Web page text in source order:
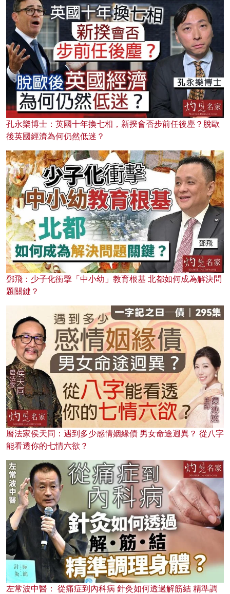
孔永樂博士：英國十年換七相，新揆會否步前任後塵？脫歐
後英國經濟為何仍然低迷？
鄧飛：少子化衝擊「中小幼」教育根基 北都如何成為解決問
題關鍵？
曆法家侯天同：遇到多少感情姻緣債 男女命途迥異？ 從八字
能看透你的七情六欲？
左常波中醫： 從痛症到內科病 針灸如何透過解筋結 精準調